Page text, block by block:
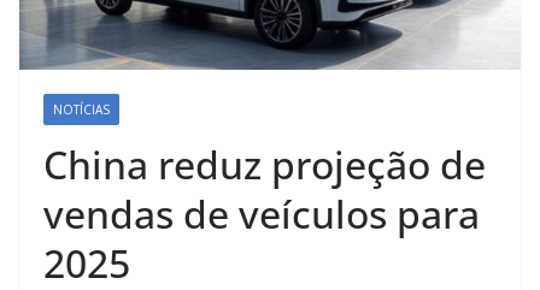
NOTÍCIAS
China reduz projeção de
vendas de veículos para
2025